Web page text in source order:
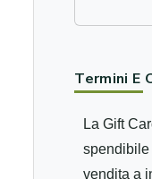
Termini E
La Gift
spendibile
vendita a